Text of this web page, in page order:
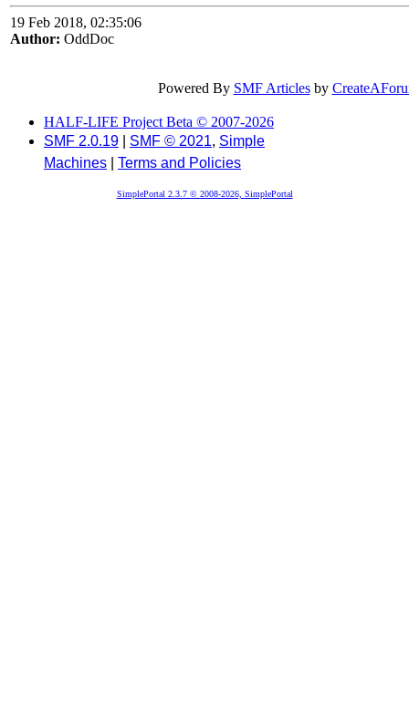
19 Feb 2018, 02:35:06
Author: OddDoc
Powered By SMF Articlesby
HALF-LIFE Project Beta © 2007-2026
SMF 2.0.19
SMF © 2021, Simple
Machines
Terms and Policies
SimplePortal 2.3.7 © 2008-2026, SimplePortal